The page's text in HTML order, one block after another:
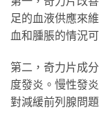
足的血液供應來
血和腫脹的情況
第二，奇力片成
度發炎。慢性發
對減緩前列腺問